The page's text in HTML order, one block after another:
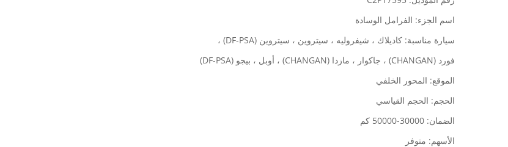
اسم الجزء: الفرامل الوسادة
سيارة مناسبة: كاديلاك ، شيفروليه ، سيتروين ، سيتروين (DF-PSA) ،
فورد (CHANGAN) ، جاكوار ، مازدا (CHANGAN) ، أوبل ، بيجو (DF-PSA)
الموقع: المحور الخلفي
الحجم: الحجم القياسي
الضمان: 30000-50000 كم
الأسهم: متوفر